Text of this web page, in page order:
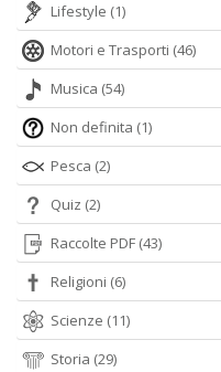
Lifestyle (1)
Motori e Trasporti (46)
Musica (54)
Non definita (1)
Pesca (2)
Quiz (2)
Raccolte PDF (43)
Religioni (6)
Scienze (11)
Storia (29)